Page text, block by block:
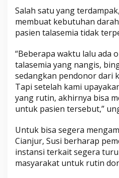
Salah satu yang
membuat kebutuhan
pasien talasemia tidak
“Beberapa waktu lalu ada
talasemia yang nangis,
sedangkan pendonor dari
Tapi setelah kami
yang rutin, akhirnya bisa
untuk pasien tersebut,”
Untuk bisa segera
Cianjur, Susi berharap
instansi terkait segera
masyarakat untuk rutin